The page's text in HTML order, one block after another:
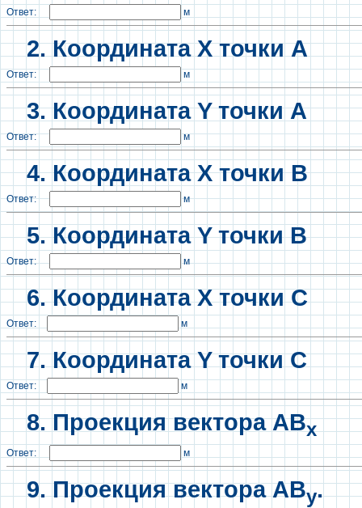
Ответ: м
2.Координата X точки А
Ответ: м
3. Координата Y точки А
Ответ: м
4. Координата X точки B
Ответ: м
5. Координата Y точки B
Ответ: м
6. Координата X точки C
Ответ: м
7. Координата Y точки C
Ответ: м
8. Проекция вектора ABx
Ответ: м
9. Проекция вектора ABy.